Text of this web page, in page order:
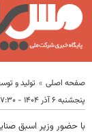
صفحه اصلی تولید و
پنجشنبه ۶ آذر ۱۴۰۴ - ۱۷:۳۰
با حضور وزیر اسبق